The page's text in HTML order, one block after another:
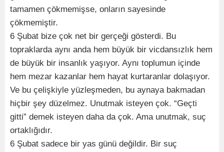
tamamen çökmemişse, onların sayesinde
çökmemiştir.
6 Şubat bize çok net bir gerçeği gösterdi. Bu
topraklarda aynı anda hem büyük bir vicdansızlık hem
de büyük bir insanlık yaşıyor. Aynı toplumun içinde
hem mezar kazanlar hem hayat kurtaranlar dolaşıyor.
Ve bu çelişkiyle yüzleşmeden, bu aynaya bakmadan
hiçbir şey düzelmez. Unutmak isteyen çok. “Geçti
gitti” demek isteyen daha da çok. Ama unutmak, suç
ortaklığıdır.
6 Şubat sadece bir yas günü değildir. Bir suç